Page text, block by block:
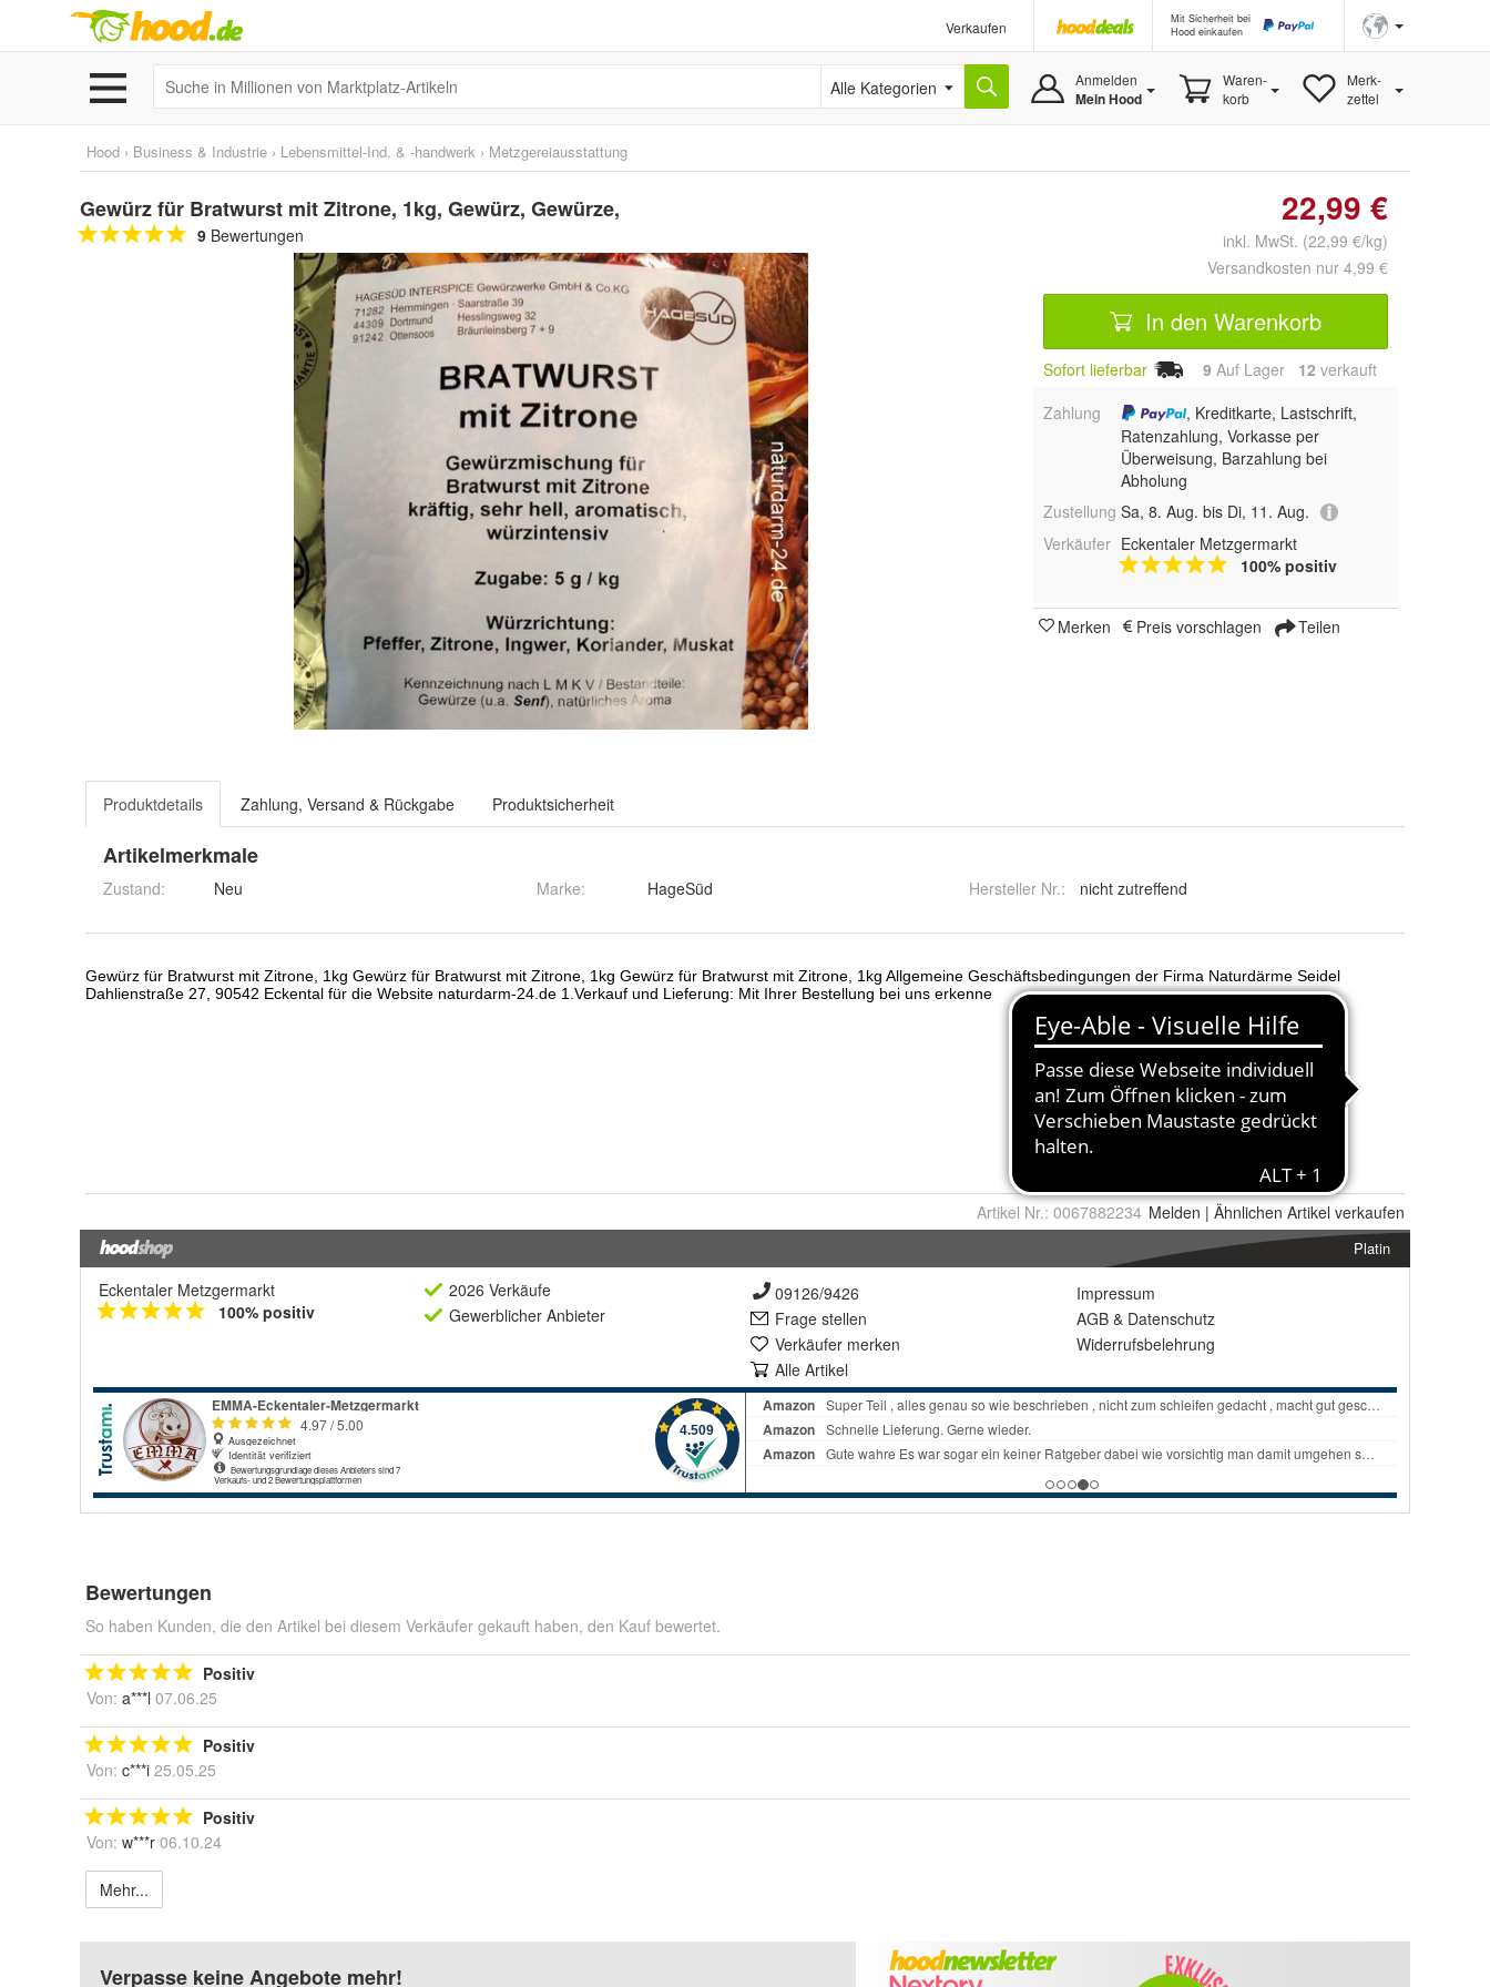
Verkaufen
Mit Sicherheit bei
Hood einkaufen
Alle Kategorien Anmelden
Mein Hood
Waren-
korb
Merk-
zettel
Hood › Business & Industrie › Lebensmittel-Ind. & -handwerk › Metzgereiausstattung
Gewürz für Bratwurst mit Zitrone, 1kg, Gewürz, Gewürze,
9 Bewertungen
22,99 €
inkl. MwSt. (22,99 €/kg)
Versandkosten nur 4,99 €
In den Warenkorb
Sofort lieferbar 9 Auf Lager 12 verkauft
Zahlung
, Kreditkarte, Lastschrift,
Ratenzahlung, Vorkasse per
Überweisung, Barzahlung bei
Abholung
Zustellung Sa, 8. Aug. bis Di, 11. Aug.
Verkäufer Eckentaler Metzgermarkt
100% positiv
Merken Preis vorschlagen Teilen
Produktdetails Zahlung, Versand & Rückgabe Produktsicherheit
Artikelmerkmale
Zustand: Neu Marke: HageSüd Hersteller Nr.: nicht zutreffend
Artikel Nr.: 0067882234 Melden | Ähnlichen Artikel verkaufen
Platin
Eckentaler Metzgermarkt
100% positiv
2026 Verkäufe
Gewerblicher Anbieter
09126/9426
Frage stellen
Verkäufer merken
Alle Artikel
Impressum
AGB & Datenschutz
Widerrufsbelehrung
Bewertungen
So haben Kunden, die den Artikel bei diesem Verkäufer gekauft haben, den Kauf bewertet.
Positiv
Von: a***l 07.06.25
Positiv
Von: c***i 25.05.25
Positiv
Von: w***r 06.10.24
Mehr...
Verpasse keine Angebote mehr!